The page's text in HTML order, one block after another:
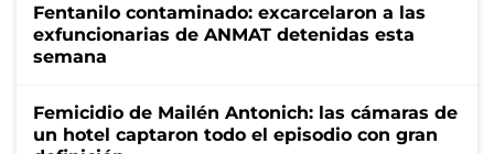
Fentanilo contaminado: excarcelaron a las
exfuncionarias de ANMAT detenidas esta
semana
Femicidio de Mailén Antonich: las cámaras de
un hotel captaron todo el episodio con gran